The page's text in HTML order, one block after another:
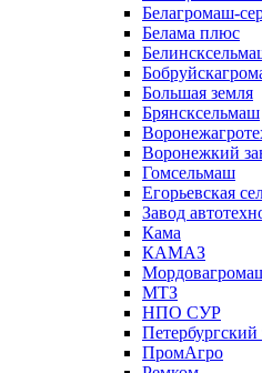
Белагромаш-
Белама плюс
Большая земля
Брянсксельмаш
Воронежкий
Гомсельмаш
Егорьевская
Завод
Кама
КАМАЗ
МТЗ
НПО СУР
ПромАгро